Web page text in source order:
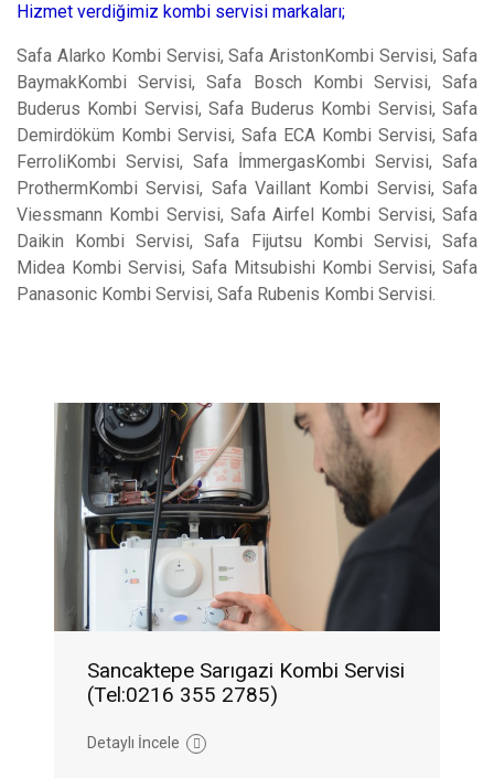
Hizmet verdiğimiz kombi servisi markaları;
Safa Alarko Kombi Servisi, Safa AristonKombi Servisi, Safa
BaymakKombi Servisi, Safa Bosch Kombi Servisi, Safa
Buderus Kombi Servisi, Safa Buderus Kombi Servisi, Safa
Demirdöküm Kombi Servisi, Safa ECA Kombi Servisi, Safa
FerroliKombi Servisi, Safa İmmergasKombi Servisi, Safa
ProthermKombi Servisi, Safa Vaillant Kombi Servisi, Safa
Viessmann Kombi Servisi, Safa Airfel Kombi Servisi, Safa
Daikin Kombi Servisi, Safa Fijutsu Kombi Servisi, Safa
Midea Kombi Servisi, Safa Mitsubishi Kombi Servisi, Safa
Panasonic Kombi Servisi, Safa Rubenis Kombi Servisi.
Sancaktepe Sarıgazi Kombi Servisi
(Tel:0216 355 2785)
Detaylı İncele